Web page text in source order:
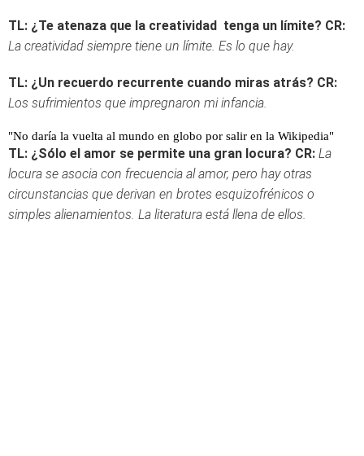
TL: ¿Te atenaza que la creatividad tenga un límite? CR:
La creatividad siempre tiene un límite. Es lo que hay.
TL: ¿Un recuerdo recurrente cuando miras atrás? CR:
Los sufrimientos que impregnaron mi infancia.
"No daría la vuelta al mundo en globo por salir en la Wikipedia"
TL: ¿Sólo el amor se permite una gran locura? CR: La
locura se asocia con frecuencia al amor, pero hay otras
circunstancias que derivan en brotes esquizofrénicos o
simples alienamientos. La literatura está llena de ellos.